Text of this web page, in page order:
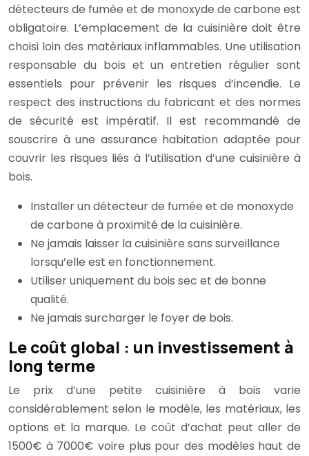
détecteurs de fumée et de monoxyde de carbone est
obligatoire. L’emplacement de la cuisinière doit être
choisi loin des matériaux inflammables. Une utilisation
responsable du bois et un entretien régulier sont
essentiels pour prévenir les risques d’incendie. Le
respect des instructions du fabricant et des normes
de sécurité est impératif. Il est recommandé de
souscrire à une assurance habitation adaptée pour
couvrir les risques liés à l’utilisation d’une cuisinière à
bois.
Installer un détecteur de fumée et de monoxyde
de carbone à proximité de la cuisinière.
Ne jamais laisser la cuisinière sans surveillance
lorsqu’elle est en fonctionnement.
Utiliser uniquement du bois sec et de bonne
qualité.
Ne jamais surcharger le foyer de bois.
Le coût global : un investissement à
long terme
Le prix d’une petite cuisinière à bois varie
considérablement selon le modèle, les matériaux, les
options et la marque. Le coût d’achat peut aller de
1500€ à 7000€ voire plus pour des modèles haut de